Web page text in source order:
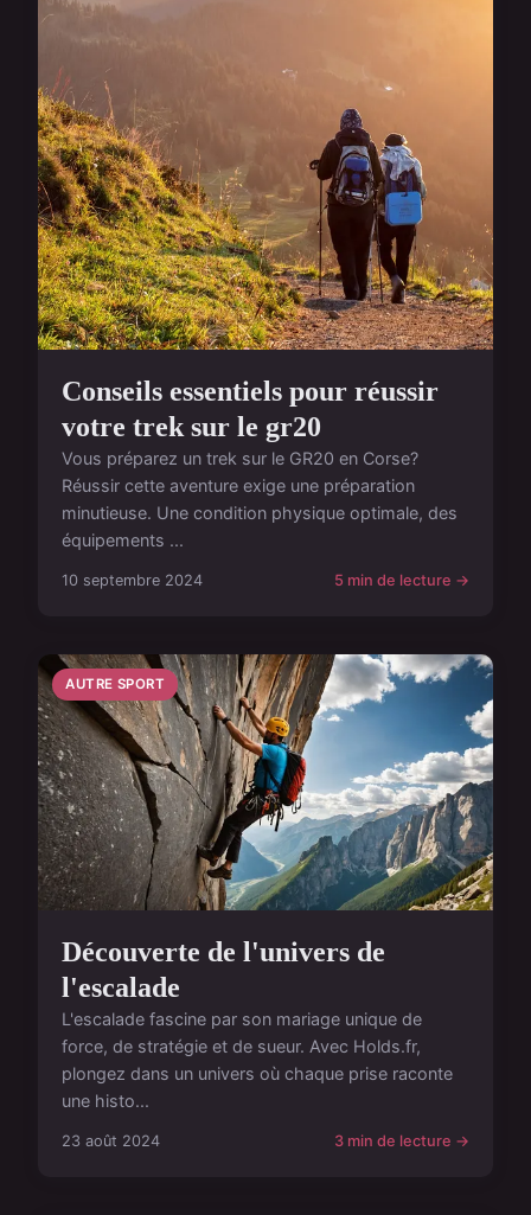
Conseils essentiels pour réussir
votre trek sur le gr20
Vous préparez un trek sur le GR20 en Corse?
Réussir cette aventure exige une préparation
minutieuse. Une condition physique optimale, des
équipements ...
10 septembre 2024 5 min de lecture →
AUTRE SPORT
Découverte de l'univers de
l'escalade
L'escalade fascine par son mariage unique de
force, de stratégie et de sueur. Avec Holds.fr,
plongez dans un univers où chaque prise raconte
une histo...
23 août 2024 3 min de lecture →